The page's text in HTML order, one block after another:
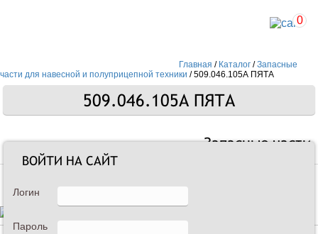
0
Главная / Каталог /Запасные
части для навесной и полуприцепной техники /509.046.105А ПЯТА
509.046.105А ПЯТА
Запасные части
ВОЙТИ НА САЙТ
Логин
Пароль